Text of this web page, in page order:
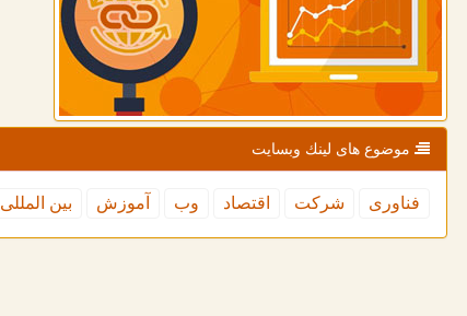
موضوع های لینك وبسایت
فناوری شركت اقتصاد وب آموزش بین المللی